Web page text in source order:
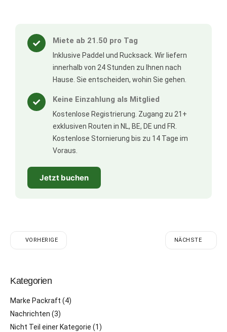
✓ Miete ab 21.50 pro Tag
Inklusive Paddel und Rucksack. Wir liefern
innerhalb von 24 Stunden zu Ihnen nach
Hause. Sie entscheiden, wohin Sie gehen.
✓ Keine Einzahlung als Mitglied
Kostenlose Registrierung. Zugang zu 21+
exklusiven Routen in NL, BE, DE und FR.
Kostenlose Stornierung bis zu 14 Tage im
Voraus.
Jetzt buchen
VORHERIGE NÄCHSTE
Kategorien
Marke Packraft (4)
Nachrichten (3)
Nicht Teil einer Kategorie (1)